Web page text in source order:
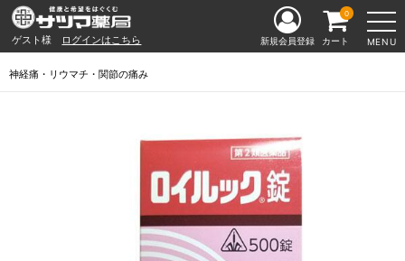
ゲスト様 ログインはこちら MENU
新規会員登録 カート
0
神経痛・リウマチ・関節の痛み